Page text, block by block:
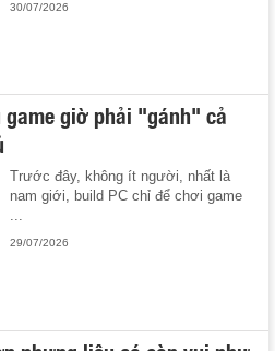
30/07/2026
game giờ phải "gánh" cả
Trước đây, không ít người, nhất là
nam giới, build PC chỉ để chơi game
...
29/07/2026